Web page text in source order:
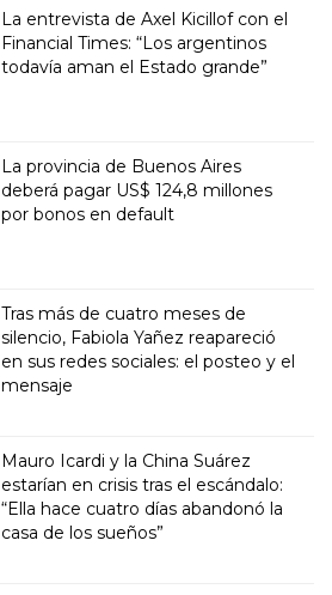
La entrevista de Axel Kicillof con el
Financial Times: “Los argentinos
todavía aman el Estado grande”
La provincia de Buenos Aires
deberá pagar US$ 124,8 millones
por bonos en default
Tras más de cuatro meses de
silencio, Fabiola Yañez reapareció
en sus redes sociales: el posteo y el
mensaje
Mauro Icardi y la China Suárez
estarían en crisis tras el escándalo:
“Ella hace cuatro días abandonó la
casa de los sueños”